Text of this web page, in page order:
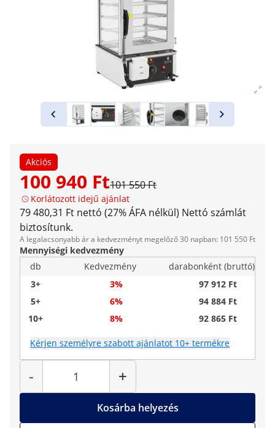
Akciós
100 940 Ft101 550 Ft
Korlátozott idejű ajánlat
79 480,31 Ft nettó (27% ÁFA nélkül) Nettó számlát
biztosítunk.
A legalacsonyabb ár a kedvezményt megelőző 30 napban: 101 550 Ft
Mennyiségi kedvezmény
db
Kedvezmény
darabonként (bruttó)
3+
3%
97 912 Ft
5+
6%
94 884 Ft
10+
8% 92 865 Ft
Kérjen személyre szabott ajánlatot 10+ termékre
-
Mennyiség
+
Kosárba helyezés